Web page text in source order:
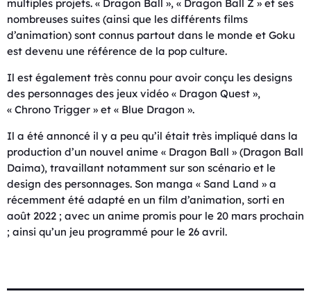
multiples projets. « Dragon Ball », « Dragon Ball Z » et ses
nombreuses suites (ainsi que les différents films
d’animation) sont connus partout dans le monde et Goku
est devenu une référence de la pop culture.
Il est également très connu pour avoir conçu les designs
des personnages des jeux vidéo « Dragon Quest »,
« Chrono Trigger » et « Blue Dragon ».
Il a été annoncé il y a peu qu’il était très impliqué dans la
production d’un nouvel anime « Dragon Ball » (Dragon Ball
Daima), travaillant notamment sur son scénario et le
design des personnages. Son manga « Sand Land » a
récemment été adapté en un film d’animation, sorti en
août 2022 ; avec un anime promis pour le 20 mars prochain
; ainsi qu’un jeu programmé pour le 26 avril.